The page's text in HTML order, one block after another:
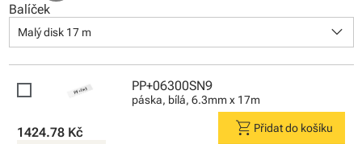
Balíček
Malý disk 17 m keyboard_arrow_down
PP+06300SN9
páska, bílá, 6.3mm x 17m
1424.78 Kč shopping_cart Přidat do košíku